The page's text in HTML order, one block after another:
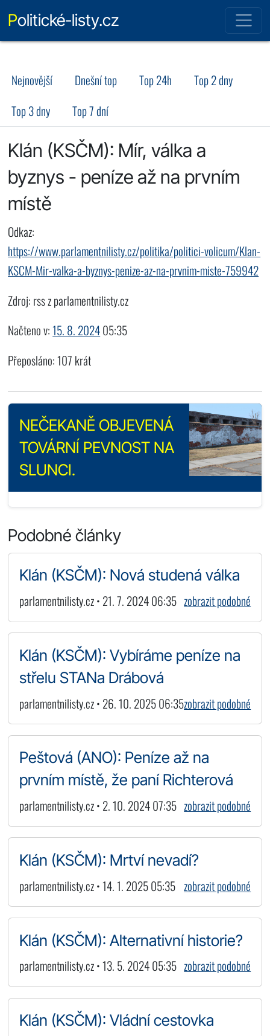
Politické-listy.cz
Nejnovější Dnešní top Top 24h
Top 2 dny
Top 3 dny
Top 7 dní
Klán (KSČM): Mír, válka a
byznys - peníze až na prvním
místě
Odkaz:
https://www.parlamentnilisty.cz/politika/politici-volicum/Klan-
KSCM-Mir-valka-a-byznys-penize-az-na-prvnim-miste-759942
Zdroj: rss z parlamentnilisty.cz
Načteno v:15. 8. 202405:35
Přeposláno: 107 krát
NEČEKANĚ OBJEVENÁ
TOVÁRNÍ PEVNOST NA
SLUNCI.
Podobné články
Klán (KSČM): Nová studená válka
parlamentnilisty.cz • 21. 7. 2024 06:35 zobrazit podobné
Klán (KSČM): Vybíráme peníze na
střelu STANa Drábová
parlamentnilisty.cz • 26. 10. 2025 06:35zobrazit podobné
Peštová (ANO): Peníze až na
prvním místě, že paní Richterová
parlamentnilisty.cz • 2. 10. 2024 07:35 zobrazit podobné
Klán (KSČM): Mrtví nevadí?
parlamentnilisty.cz • 14. 1. 2025 05:35 zobrazit podobné
Klán (KSČM): Alternativní historie?
parlamentnilisty.cz • 13. 5. 2024 05:35 zobrazit podobné
Klán (KSČM): Vládní cestovka